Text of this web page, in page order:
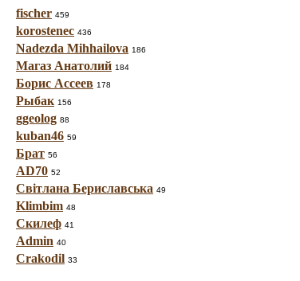
fischer 459
korostenec 436
Nadezda Mihhailova 186
Магаз Анатолий 184
Борис Ассеев 178
Рыбак 156
ggeolog 88
kuban46 59
Брат 56
AD70 52
Світлана Бериславська 49
Klimbim 48
Скилеф 41
Admin 40
Crakodil 33